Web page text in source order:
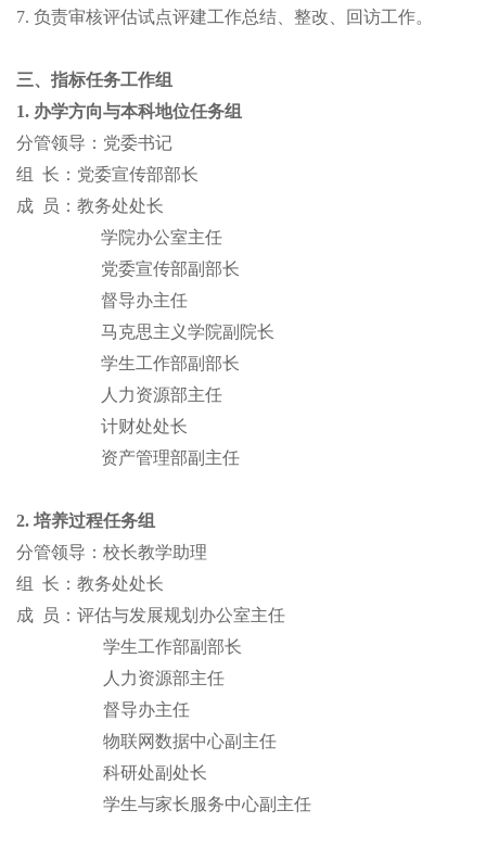
7. 负责审核评估试点评建工作总结、整改、回访工作。
三、指标任务工作组
1. 办学方向与本科地位任务组
分管领导： 党委书记
组 长： 党委宣传部部长
成
员：教务处处长
学院办公室主任
党委宣传部副部长
督导办主任
马克思主义学院副院长
学生工作部副部长
人力资源部主任
计财处处长
资产管理部副主任
2. 培养过程任务组
分管领导： 校长教学助理
组 长：教务处处长
成
员：评估与发展规划办公室主任
学生工作部副部长
人力资源部主任
督导办主任
物联网数据中心副主任
科研处副处长
学生与家长服务中心副主任